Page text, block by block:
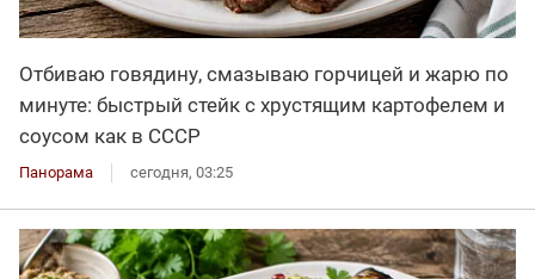
Отбиваю говядину, смазываю горчицей и жарю по
минуте: быстрый стейк с хрустящим картофелем и
соусом как в СССР
Панорама сегодня, 03:25